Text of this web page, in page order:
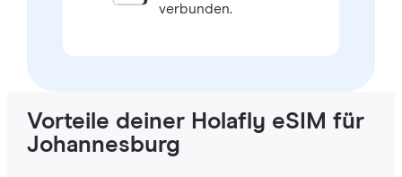
verbunden.
Vorteile deiner Holafly eSIM für
Johannesburg